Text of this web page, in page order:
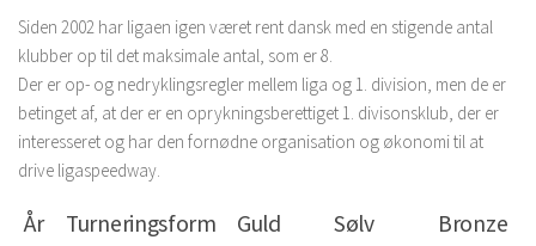
Siden 2002 har ligaen igen været rent dansk med en stigende antal
klubber op til det maksimale antal, som er 8.
Der er op- og nedryklingsregler mellem liga og 1. division, men de er
betinget af, at der er en oprykningsberettiget 1. divisonsklub, der er
interesseret og har den fornødne organisation og økonomi til at
drive ligaspeedway.
År Turneringsform Guld Sølv Bronze